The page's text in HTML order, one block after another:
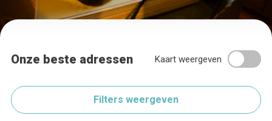
Onze beste adressen Kaart weergeven
Filters weergeven